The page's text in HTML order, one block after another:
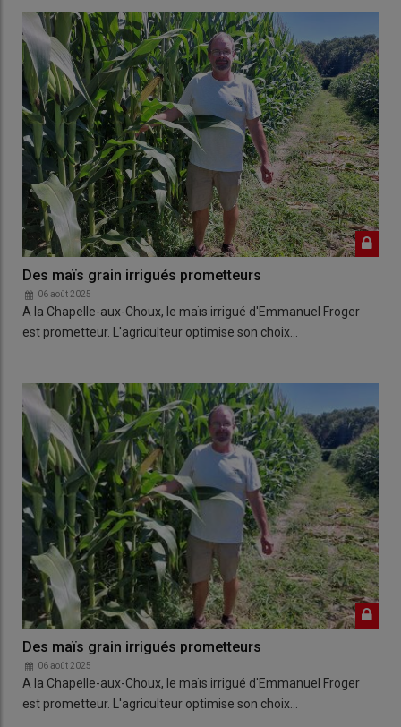
Des maïs grain irrigués prometteurs
06 août 2025
A la Chapelle-aux-Choux, le maïs irrigué d'Emmanuel Froger
est prometteur. L'agriculteur optimise son choix…
Des maïs grain irrigués prometteurs
06 août 2025
A la Chapelle-aux-Choux, le maïs irrigué d'Emmanuel Froger
est prometteur. L'agriculteur optimise son choix…